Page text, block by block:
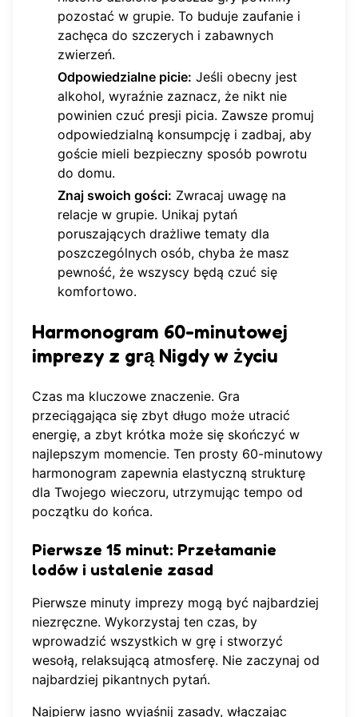
pozostać w grupie. To buduje zaufanie i
zachęca do szczerych i zabawnych
zwierzeń.
Odpowiedzialne picie: Jeśli obecny jest
alkohol, wyraźnie zaznacz, że nikt nie
powinien czuć presji picia. Zawsze promuj
odpowiedzialną konsumpcję i zadbaj, aby
goście mieli bezpieczny sposób powrotu
do domu.
Znaj swoich gości: Zwracaj uwagę na
relacje w grupie. Unikaj pytań
poruszających drażliwe tematy dla
poszczególnych osób, chyba że masz
pewność, że wszyscy będą czuć się
komfortowo.
Harmonogram 60-minutowej
imprezy z grą Nigdy w życiu
Czas ma kluczowe znaczenie. Gra
przeciągająca się zbyt długo może utracić
energię, a zbyt krótka może się skończyć w
najlepszym momencie. Ten prosty 60-minutowy
harmonogram zapewnia elastyczną strukturę
dla Twojego wieczoru, utrzymując tempo od
początku do końca.
Pierwsze 15 minut: Przełamanie
lodów i ustalenie zasad
Pierwsze minuty imprezy mogą być najbardziej
niezręczne. Wykorzystaj ten czas, by
wprowadzić wszystkich w grę i stworzyć
wesołą, relaksującą atmosferę. Nie zaczynaj od
najbardziej pikantnych pytań.
Najpierw jasno wyjaśnij zasady, włączając